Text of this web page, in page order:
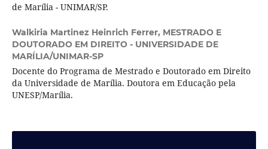
de Marília - UNIMAR/SP.
Walkiria Martinez Heinrich Ferrer, MESTRADO E
DOUTORADO EM DIREITO - UNIVERSIDADE DE
MARÍLIA/UNIMAR-SP
Docente do Programa de Mestrado e Doutorado em Direito
da Universidade de Marília. Doutora em Educação pela
UNESP/Marília.